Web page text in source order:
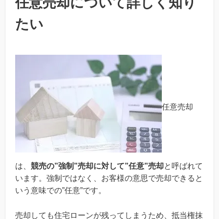
たい
任意売却
は、 競売の”強制”売却に対して”任意”売却と呼ばれて
います。強制ではなく、お客様の意思で売却できると
いう意味での”任意”です。
売却しても住宅ローンが残ってしまうため、抵当権抹